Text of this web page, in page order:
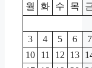
월
화 수 목
3
4 5 6 7
10
11 12 13